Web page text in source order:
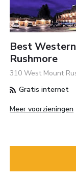
Best
Rushmore
310 West Mount
Gratis internet
Meer voorzieningen